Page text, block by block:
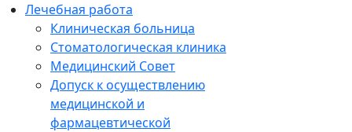
Лечебная работа
Клиническая больница
Стоматологическая клиника
Медицинский Совет
Допуск к осуществлению
медицинской и
фармацевтической